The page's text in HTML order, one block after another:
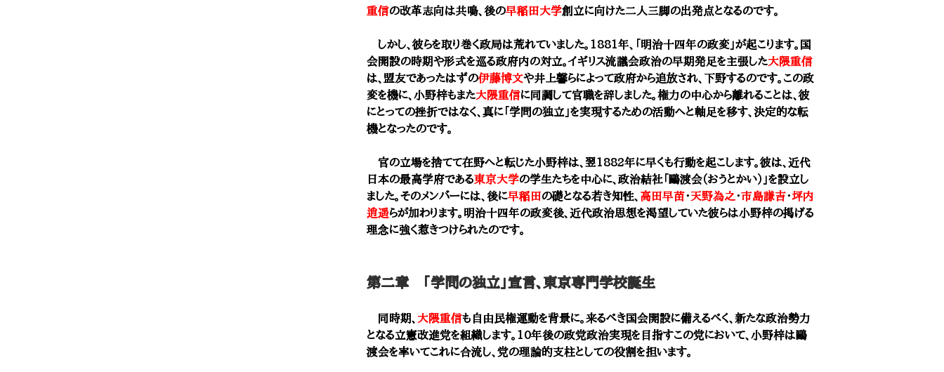
重信の改革志向は共鳴、後の早稲田大学創立に向けた二人三脚の出発点となるのです。
しかし、彼らを取り巻く政局は荒れていました。1881年、「明治十四年の政変」が起こります。国
会開設の時期や形式を巡る政府内の対立。イギリス流議会政治の早期発足を主張した大隈重信
は、盟友であったはずの伊藤博文や井上馨らによって政府から追放され、下野するのです。この政
変を機に、小野梓もまた大隈重信に同調して官職を辞しました。権力の中心から離れることは、彼
にとっての挫折ではなく、真に「学問の独立」を実現するための活動へと軸足を移す、決定的な転
機となったのです。
官の立場を捨てて在野へと転じた小野梓は、翌1882年に早くも行動を起こします。彼は、近代
日本の最高学府である東京大学の学生たちを中心に、政治結社「鷗渡会（おうとかい）」を設立し
ました。そのメンバーには、後に早稲田の礎となる若き知性、 高田早苗・天野為之 ・市島謙吉・坪内
逍遥らが加わります。明治十四年の政変後、近代政治思想を渇望していた彼らは小野梓の掲げる
理念に強く惹きつけられたのです。
第二章 「学問の独立」宣言、東京専門学校誕生
同時期、 大隈重信も自由民権運動を背景に。来るべき国会開設に備えるべく、新たな政治勢力
となる立憲改進党を組織します。10年後の政党政治実現を目指すこの党において、小野梓は鷗
渡会を率いてこれに合流し、党の理論的支柱としての役割を担います。